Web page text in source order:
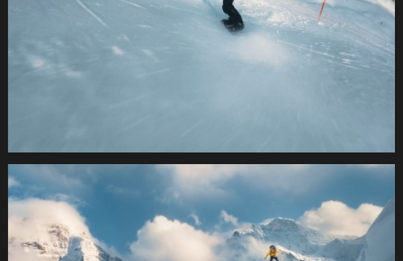
SUVA
Wintersport2021
1.17.1